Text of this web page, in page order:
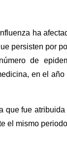
ha
persisten por
de
en el año
que fue atribuida
el mismo